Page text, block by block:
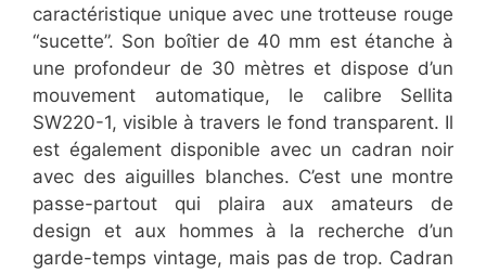
caractéristique unique avec une trotteuse rouge
“sucette”. Son boîtier de 40 mm est étanche à
une profondeur de 30 mètres et dispose d’un
mouvement automatique, le calibre Sellita
SW220-1, visible à travers le fond transparent. Il
est également disponible avec un cadran noir
avec des aiguilles blanches. C’est une montre
passe-partout qui plaira aux amateurs de
design et aux hommes à la recherche d’un
garde-temps vintage, mais pas de trop. Cadran